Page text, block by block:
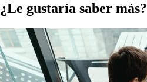
¿Le gustaría saber más?